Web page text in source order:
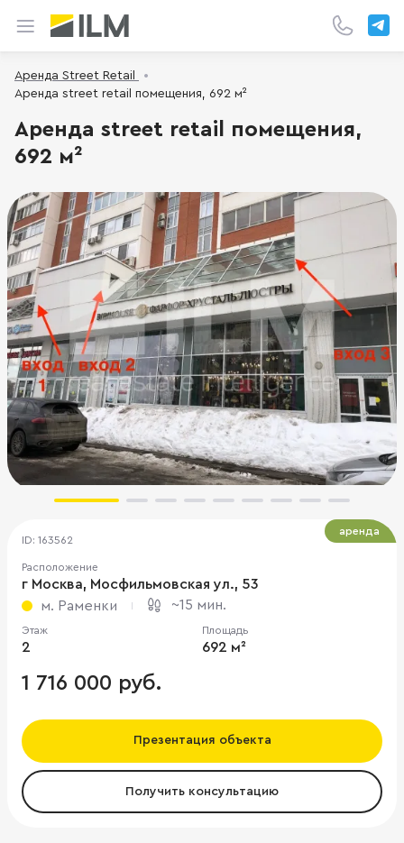
Аренда Street Retail
Аренда street retail помещения, 692 м²
Аренда street retail помещения,
692 м²
ID: 163562
Расположение
г Москва, Мосфильмовская ул., 53
м. Раменки
~15 мин.
Этаж
2
Площадь
692 м²
1 716 000 руб.
Презентация объекта
Получить консультацию
аренда